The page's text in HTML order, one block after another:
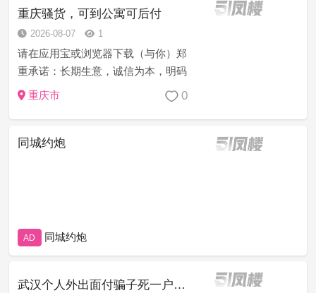
照，如不满意可免费退换，安全可
重庆骚货，可到公寓可后付
2026-08-07 1
请在应用宝或浏览器下载（与你）郑
重承诺：长期生意，诚信为本，明码
消费无套路，信誉第一服务至上，妹
照，如不满意可免费退换，安全可
重庆市 0
同城约炮
AD 同城约炮
武汉个人外出面付骗子死一户口本